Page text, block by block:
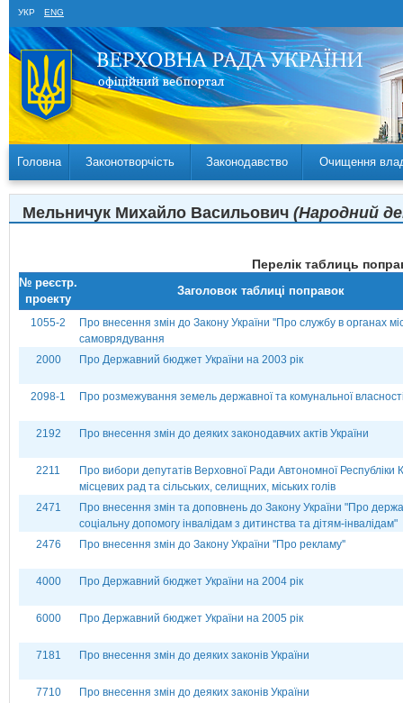
УКР ENG
Головна Законотворчість Законодавство Очищення
Мельничук Михайло Васильович (Народний
Перелік таблиць
№ реєстр.
проекту
Заголовок таблиці поправок
1055-2
Про внесення змін до Закону України ''Про службу в органах
самоврядування
2000
Про Державний бюджет України на 2003 рік
2098-1 Про розмежування земель державної та комунальної
2192 Про внесення змін до деяких законодавчих актів України
2211
Про вибори депутатів Верховної Ради Автономної Республіки
місцевих рад та сільських, селищних, міських голів
2471
Про внесення змін та доповнень до Закону України "Про
соціальну допомогу інвалідам з дитинства та дітям-інвалідам"
2476
Про внесення змін до Закону України ''Про рекламу''
4000 Про Державний бюджет України на 2004 рік
6000 Про Державний бюджет України на 2005 рік
7181 Про внесення змін до деяких законів України
7710 Про внесення змін до деяких законів України